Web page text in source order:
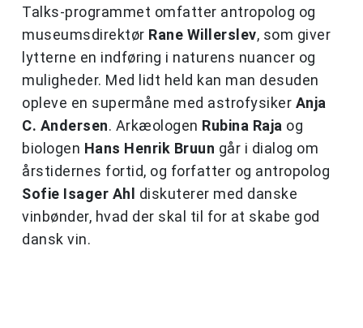
Talks-programmet omfatter antropolog og
museumsdirektør Rane Willerslev, som giver
lytterne en indføring i naturens nuancer og
muligheder. Med lidt held kan man desuden
opleve en supermåne med astrofysiker Anja
C. Andersen. Arkæologen Rubina Raja og
biologen Hans Henrik Bruun går i dialog om
årstidernes fortid, og forfatter og antropolog
Sofie Isager Ahl
diskuterer med danske
vinbønder, hvad der skal til for at skabe god
dansk vin.